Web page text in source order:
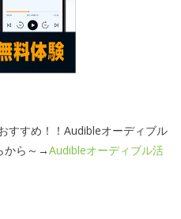
すすめ！！Audibleオーディブル
から～→Audibleオーディブル活